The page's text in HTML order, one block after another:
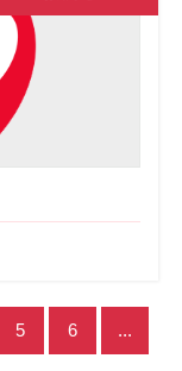
5 6 ...